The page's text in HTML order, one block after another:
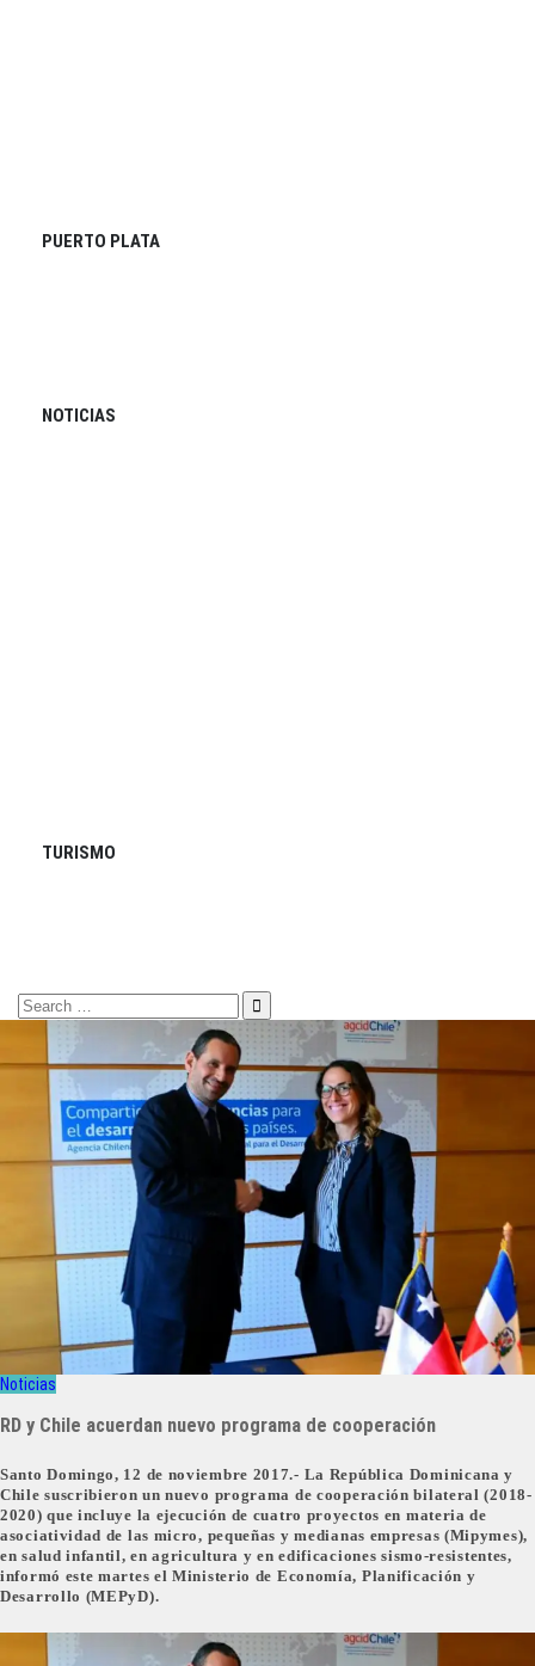
PUERTO PLATA
NOTICIAS
TURISMO
Search
for:
Noticias
RD y Chile acuerdan nuevo programa de cooperación
Santo Domingo, 12 de noviembre 2017.- La República Dominicana y
Chile suscribieron un nuevo programa de cooperación bilateral (2018-
2020) que incluye la ejecución de cuatro proyectos en materia de
asociatividad de las micro, pequeñas y medianas empresas (Mipymes),
en salud infantil, en agricultura y en edificaciones sismo-resistentes,
informó este martes el Ministerio de Economía, Planificación y
Desarrollo (MEPyD).